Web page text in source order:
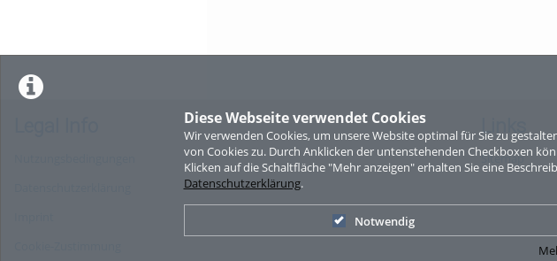
Diese Webseite verwendet Cookies
Wir verwenden Cookies, um unsere Website optimal für Sie zu
von Cookies zu. Durch Anklicken der untenstehenden Checkboxen
Klicken auf die Schaltfläche "Mehr anzeigen" erhalten Sie eine
Datenschutzerklärung.
Notwendig
Links
Sitemap